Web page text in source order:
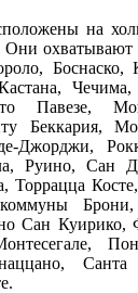
на
Боснаско,
Чечима,
Павезе,
Беккария,
Джорджи,
Руино, Сан
Торрацца
Брони,
Сан Куирико,
Санта